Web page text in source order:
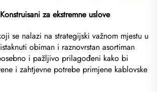
za ekstremne uslove
se nalazi na strategijski važnom mjestu u
obiman i raznovrstan asortiman
i pažljivo prilagođeni kako bi
i zahtjevne potrebe primjene kablovske